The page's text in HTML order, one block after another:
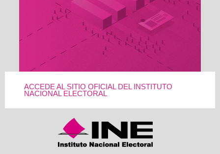
ACCEDE AL SITIO OFICIAL DEL INSTITUTO
NACIONAL ELECTORAL